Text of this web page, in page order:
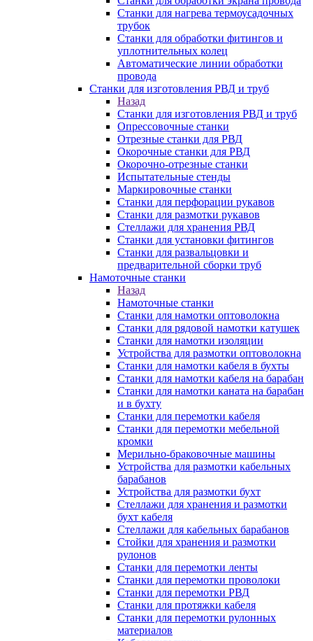
Станки для нагрева термоусадочных
трубок
Станки для обработки фитингов и
уплотнительных колец
Автоматические линии обработки
провода
Станки для изготовления РВД и труб
Назад
Станки для изготовления РВД и труб
Опрессовочные станки
Отрезные станки для РВД
Окорочные станки для РВД
Окорочно-отрезные станки
Испытательные стенды
Маркировочные станки
Станки для перфорации рукавов
Станки для размотки рукавов
Стеллажи для хранения РВД
Станки для установки фитингов
Станки для развальцовки и
предварительной сборки труб
Намоточные станки
Назад
Намоточные станки
Станки для намотки оптоволокна
Станки для рядовой намотки катушек
Станки для намотки изоляции
Устройства для размотки оптоволокна
Станки для намотки кабеля в бухты
Станки для намотки кабеля на барабан
Станки для намотки каната на барабан
и в бухту
Станки для перемотки кабеля
Станки для перемотки мебельной
кромки
Мерильно-браковочные машины
Устройства для размотки кабельных
барабанов
Устройства для размотки бухт
Стеллажи для хранения и размотки
бухт кабеля
Стеллажи для кабельных барабанов
Стойки для хранения и размотки
рулонов
Станки для перемотки ленты
Станки для перемотки проволоки
Станки для перемотки РВД
Станки для протяжки кабеля
Станки для перемотки рулонных
материалов